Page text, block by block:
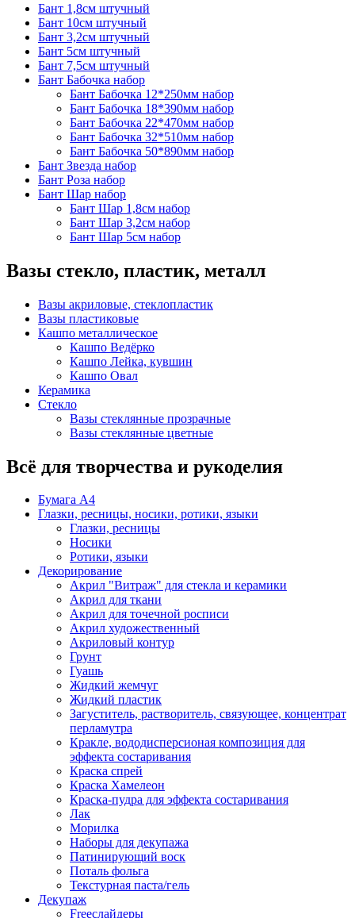
Бант 1,8см штучный
Бант 10см штучный
Бант 3,2см штучный
Бант 5см штучный
Бант 7,5см штучный
Бант Бабочка набор
Бант Бабочка 12*250мм набор
Бант Бабочка 18*390мм набор
Бант Бабочка 22*470мм набор
Бант Бабочка 32*510мм набор
Бант Бабочка 50*890мм набор
Бант Звезда набор
Бант Роза набор
Бант Шар набор
Бант Шар 1,8см набор
Бант Шар 3,2см набор
Бант Шар 5см набор
Вазы стекло, пластик, металл
Вазы акриловые, стеклопластик
Вазы пластиковые
Кашпо металлическое
Кашпо Ведёрко
Кашпо Лейка, кувшин
Кашпо Овал
Керамика
Стекло
Вазы стеклянные прозрачные
Вазы стеклянные цветные
Всё для творчества и рукоделия
Бумага А4
Глазки, ресницы, носики, ротики, языки
Глазки, ресницы
Носики
Ротики, языки
Декорирование
Акрил "Витраж" для стекла и керамики
Акрил для ткани
Акрил для точечной росписи
Акрил художественный
Акриловый контур
Грунт
Гуашь
Жидкий жемчуг
Жидкий пластик
Загуститель, растворитель, связующее, концентрат
перламутра
Кракле, вододисперсионая композиция для
эффекта состаривания
Краска спрей
Краска Хамелеон
Краска-пудра для эффекта состаривания
Лак
Морилка
Наборы для декупажа
Патинирующий воск
Поталь фольга
Текстурная паста/гель
Декупаж
Freeслайдеры